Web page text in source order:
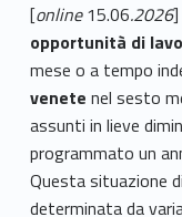
[online15.06.2026]
opportunità di
mese o a tempo
venete nel sesto
assunti in lieve
programmato un
Questa situazione
determinata da